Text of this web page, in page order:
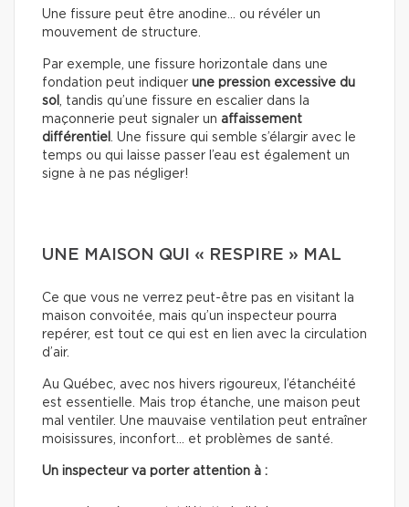
Une fissure peut être anodine… ou révéler un
mouvement de structure.
Par exemple, une fissure horizontale dans une
fondation peut indiquer une pression excessive du
sol , tandis qu’une fissure en escalier dans la
maçonnerie peut signaler un affaissement
différentiel . Une fissure qui semble s’élargir avec le
temps ou qui laisse passer l’eau est également un
signe à ne pas négliger!
UNE MAISON QUI « RESPIRE » MAL
Ce que vous ne verrez peut-être pas en visitant la
maison convoitée, mais qu’un inspecteur pourra
repérer, est tout ce qui est en lien avec la circulation
d’air.
Au Québec, avec nos hivers rigoureux, l’étanchéité
est essentielle. Mais trop étanche, une maison peut
mal ventiler. Une mauvaise ventilation peut entraîner
moisissures, inconfort… et problèmes de santé.
Un inspecteur va porter attention à :